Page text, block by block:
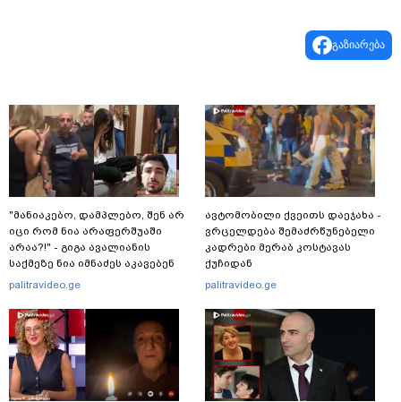
გაზიარება
"მანიაკებო, დამპლებო, შენ არ
იცი რომ ნია არაფერშუაში
არაა?!" - გიგა ავალიანის
საქმეზე ნია იმნაძეს აკავებენ
palitravideo.ge
ავტომობილი ქვეითს დაეჯახა -
ვრცელდება შემაძრწუნებელი
კადრები მერაბ კოსტავას
ქუჩიდან
palitravideo.ge